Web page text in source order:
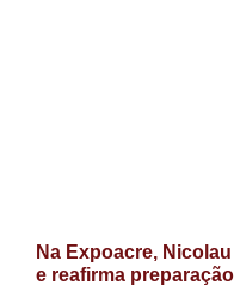
Na Expoacre,
e reafirma